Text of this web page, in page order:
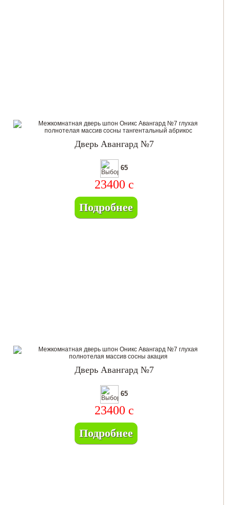
Дверь Авангард №7
65
23400 c
Подробнее
Дверь Авангард №7
65
23400 c
Подробнее